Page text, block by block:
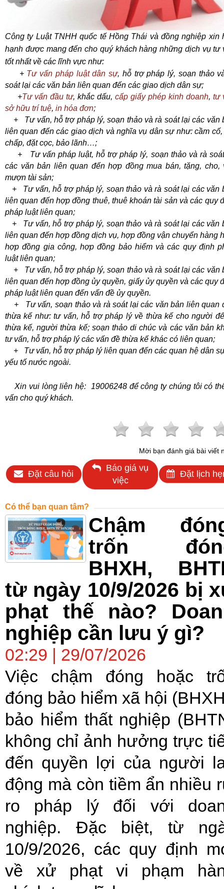
Công ty Luật TNHH quốc tế Hồng Thái và đồng nghiệp xin
hạnh được mang đến cho quý khách hàng những dịch vụ tư
tốt nhấtvề các lĩnh vực như:
+ Tư vấn pháp luật dân sự, hỗ trợ pháp lý, soạn thảo
soát lại các văn bản liên quan đến các giao dịch dân sự;
+Tư vấn đầu tư, khắc dấu, cấp giấy phép kinh doanh, tư
sở hữu trí tuệ, in hóa đơn;
+ Tư vấn, hỗ trợ pháp lý, soạn thảo và rà soát lại các văn
liên quan đến các giao dịch và nghĩa vụ dân sự như: cầm cố,
chấp, đặt cọc, bảo lãnh…;
+ Tư vấn pháp luật, hỗ trợ pháp lý, soạn thảo và rà
các văn bản liên quan đến hợp đồng mua bán, tặng, cho,
mượn tài sản;
+ Tư vấn, hỗ trợ pháp lý, soạn thảo và rà soát lại các văn
liên quan đến hợp đồng thuê, thuê khoán tài sản và các quy
pháp luật liên quan;
+ Tư vấn, hỗ trợ pháp lý, soạn thảo và rà soát lại các văn
liên quan đến hợp đồng dịch vụ, hợp đồng vận chuyển hàng
hợp đồng gia công, hợp đồng bảo hiểm và các quy định
luật liên quan;
+ Tư vấn, hỗ trợ pháp lý, soạn thảo và rà soát lại các văn
liên quan đến hợp đồng ủy quyền, giấy ủy quyền và các quy
pháp luật liên quan đến vấn đề ủy quyền.
+ Tư vấn, soạn thảo và rà soát lại các văn bản liên quan
thừa kế như: tư vấn, hỗ trợ pháp lý về thừa kế cho người
thừa kế, người thừa kế; soạn thảo di chúc và các văn bản
tư vấn, hỗ trợ pháp lý các vấn đề thừa kế khác có liên quan;
+ Tư vấn, hỗ trợ pháp lý liên quan đến các quan hệ dân
yếu tố nước ngoài.
Xin vui lòng liên hệ: 19006248để công ty chúng tôi có
vấn cho quý khách.
Mời bạn đánh giá bài viết
Đặt câu hỏi
Báo giá vụ
việc
Đặt lịch
Có thể bạn quan tâm?
Chậm
trốn
BHXH,
từ ngày 10/9/2026 bị
phạt thế nào?
nghiệp cần lưu ý gì?
02:29 | 29/07/2026
Việc chậm đóng hoặc
đóng bảo hiểm xã hội
bảo hiểm thất nghiệp
không chỉ ảnh hưởng trực
đến quyền lợi của người
động mà còn tiềm ẩn nhiều
ro pháp lý đối với
nghiệp. Đặc biệt, từ
10/9/2026, các quy định
về xử phạt vi phạm